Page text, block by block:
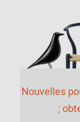
Nouvelles
;